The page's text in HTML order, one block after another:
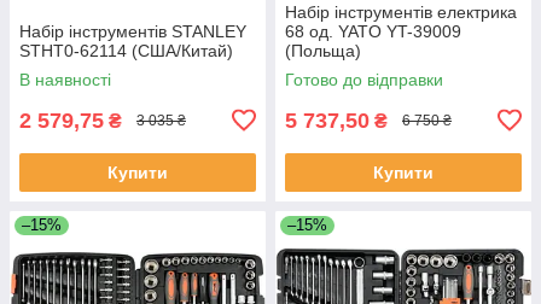
Набір інструментів STANLEY
STHT0-62114 (США/Китай)
В наявності
2 579,75 ₴ 3 035 ₴
Купити
Набір інструментів електрика
68 од. YATO YT-39009
(Польща)
Готово до відправки
5 737,50 ₴ 6 750 ₴
Купити
–15% –15%